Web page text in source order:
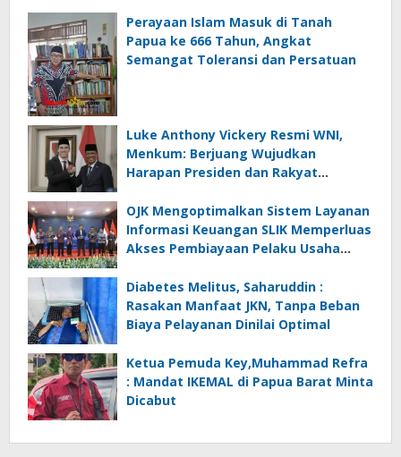
Perayaan Islam Masuk di Tanah
Papua ke 666 Tahun, Angkat
Semangat Toleransi dan Persatuan
Luke Anthony Vickery Resmi WNI,
Menkum: Berjuang Wujudkan
Harapan Presiden dan Rakyat
OJK Mengoptimalkan Sistem Layanan
Informasi Keuangan SLIK Memperluas
Akses Pembiayaan Pelaku Usaha
Diabetes Melitus, Saharuddin :
Rasakan Manfaat JKN, Tanpa Beban
Biaya Pelayanan Dinilai Optimal
Ketua Pemuda Key,Muhammad Refra
: Mandat IKEMAL di Papua Barat Minta
Dicabut